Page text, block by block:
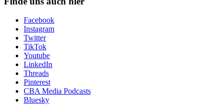
Facebook
Instagram
Twitter
TikTok
Youtube
LinkedIn
Threads
Pinterest
CBA Media Podcasts
Bluesky